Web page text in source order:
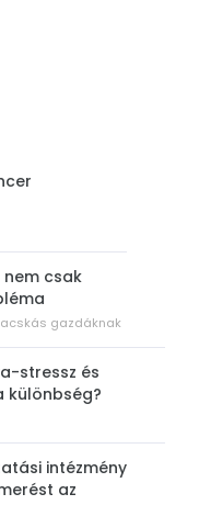
nem csak
gazdáknak
stressz és
különbség?
intézmény
az